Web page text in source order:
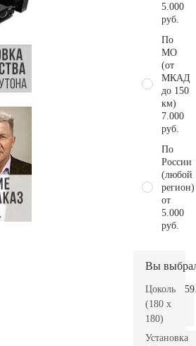
5.000
руб.
По
МО
(от
МКАД
до 150
км)
7.000
руб.
По
России
(любой
регион)
от
5.000
руб.
Вы
Цоколь
(180 x
180)
Установка